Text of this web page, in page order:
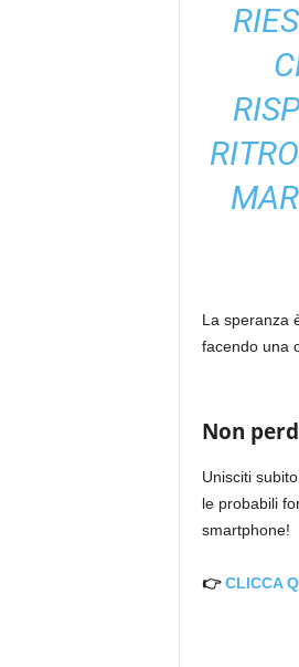
La speranza
facendo una
Non
Unisciti
le probabili
smartphone!
👉CLICCA